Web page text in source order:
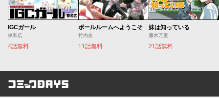
IGCガール
東和広
4話無料
ボールルームへようこそ
竹内友
11話無料
妹は知っている
雁木万里
21話無料
コミックDAYS